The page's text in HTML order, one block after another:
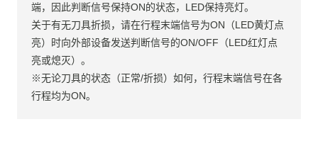
端，因此判断信号保持ON的状态，LED保持亮灯。
关于有无刀具折损，请在行程末端信号为ON（LED黄灯点
亮）时向外部设备发送判断信号的ON/OFF（LED红灯点
亮或熄灭）。
※无论刀具的状态（正常/折损）如何，行程末端信号在各
行程均为ON。